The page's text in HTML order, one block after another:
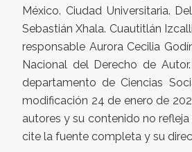
México. Ciudad Universitaria.
Sebastián Xhala. Cuautitlán
responsable Aurora Cecilia
Nacional del Derecho de
departamento de Ciencias
modificación 24 de enero de
autores y su contenido no
cite la fuente completa y su